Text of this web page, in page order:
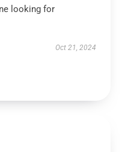
looking for
Oct 21, 2024